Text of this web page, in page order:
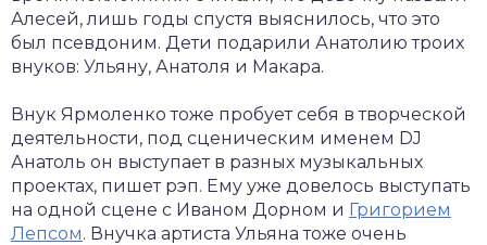
Алесей, лишь годы спустя выяснилось, что это
был псевдоним. Дети подарили Анатолию троих
внуков: Ульяну, Анатоля и Макара.
Внук Ярмоленко тоже пробует себя в творческой
деятельности, под сценическим именем DJ
Анатоль он выступает в разных музыкальных
проектах, пишет рэп. Ему уже довелось выступать
на одной сцене с Иваном Дорном и Григорием
Лепсом. Внучка артиста Ульяна тоже очень